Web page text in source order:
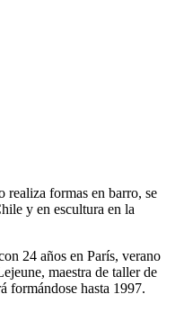
realiza formas en barro, se
y en escultura en la
24 años en París, verano
maestra de taller de
formándose hasta 1997.